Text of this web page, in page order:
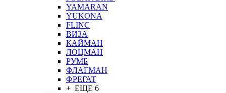
YAMARAN
YUKONA
FLINC
ВИЗА
КАЙМАН
ЛОЦМАН
РУМБ
ФЛАГМАН
ФРЕГАТ
+ ЕЩЕ 6